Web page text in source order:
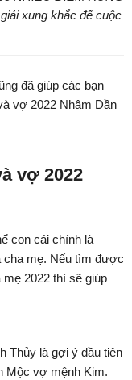
xung khắc để cuộc
đã giúp các bạn
vợ 2022 Nhâm Dần
vợ 2022
con cái chính là
mẹ. Nếu tìm được
2022 thì sẽ giúp
Thủy là gợi ý đầu tiên
Mộc vợ mệnh Kim.